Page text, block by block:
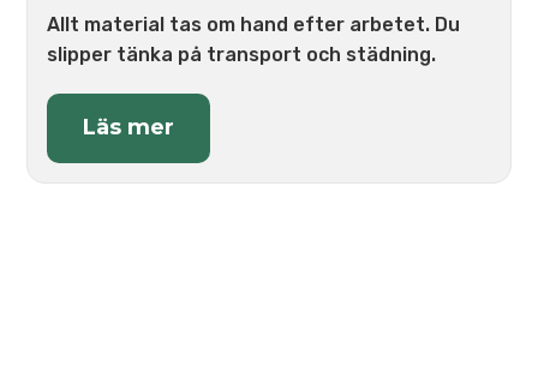
Allt material tas om hand efter arbetet. Du
slipper tänka på transport och städning.
Läs mer